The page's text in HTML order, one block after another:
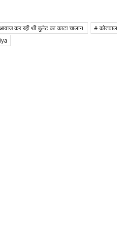
कर रही थी बुलेट का काटा चालान
# कोतवाल